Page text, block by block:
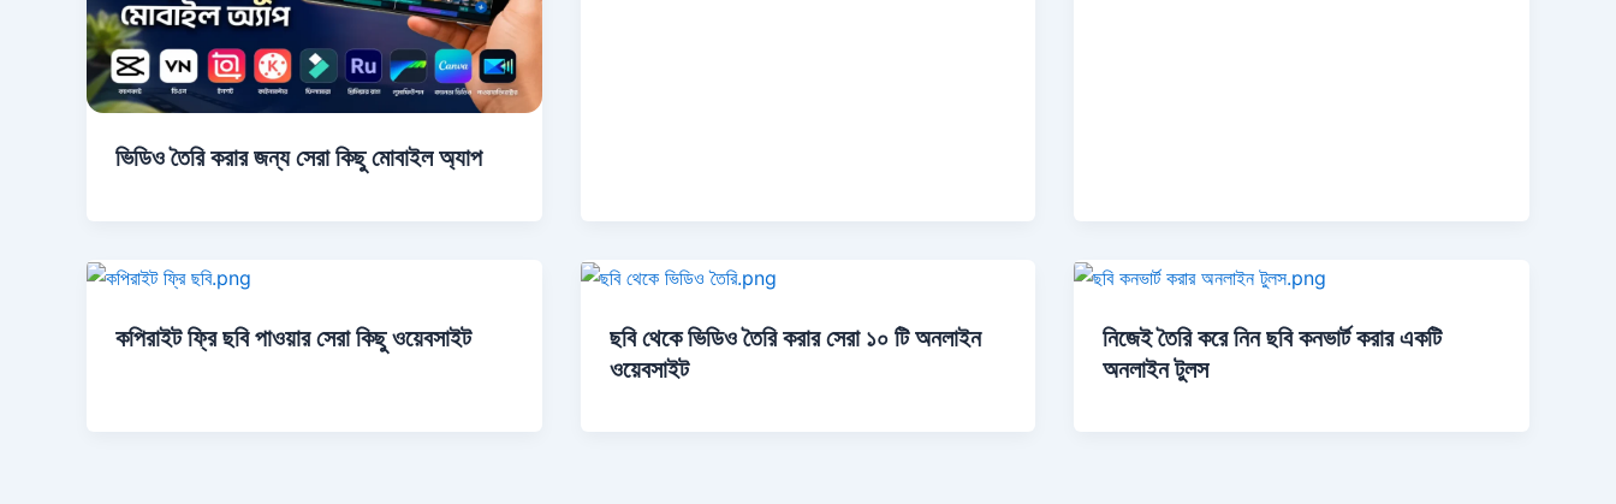
ভিডিও তৈরি করার জন্য সেরা কিছু মোবাইল অ্যাপ
কপিরাইট ফ্রি ছবি পাওয়ার সেরা কিছু ওয়েবসাইট
ছবি থেকে ভিডিও তৈরি করার সেরা ১০ টি অনলাইন
ওয়েবসাইট
নিজেই তৈরি করে নিন ছবি কনভার্ট করার একটি
অনলাইন টুলস